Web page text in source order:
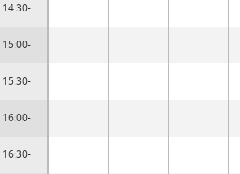
14:30-
15:00-
15:30-
16:00-
16:30-